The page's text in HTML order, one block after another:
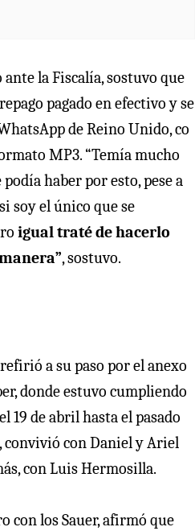
la Fiscalía, sostuvo que
pagado en efectivo y se
de Reino Unido, co
MP3. “Temía mucho
haber por esto, pese a
soy el único que se
igual traté de hacerlo
, sostuvo.
a su paso por el anexo
donde estuvo cumpliendo
19 de abril hasta el pasado
convivió con Daniel y Ariel
con Luis Hermosilla.
con los Sauer, afirmó que